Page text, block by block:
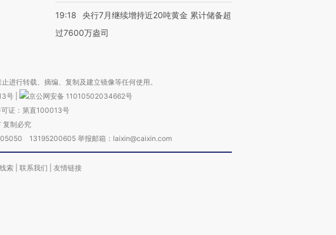
19:18
央行7月继续增持近20吨黄金 累计储备超
过7600万盎司
进行转载、摘编、复制及建立镜像等任何使用。
号
京公网安备 11010502034662号
证：第直100013号
复制必究
13195200605 举报邮箱：laixin@caixin.com
索 联系我们 友情链接